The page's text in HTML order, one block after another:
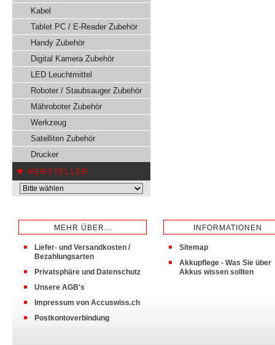
Kabel
Tablet PC / E-Reader Zubehör
Handy Zubehör
Digital Kamera Zubehör
LED Leuchtmittel
Roboter / Staubsauger Zubehör
Mähroboter Zubehör
Werkzeug
Satelliten Zubehör
Drucker
HERSTELLER
MEHR ÜBER...
Liefer- und Versandkosten /
Bezahlungsarten
Privatsphäre und Datenschutz
Unsere AGB's
Impressum von Accuswiss.ch
Postkontoverbindung
INFORMATIONEN
Sitemap
Akkupflege - Was Sie über
Akkus wissen sollten